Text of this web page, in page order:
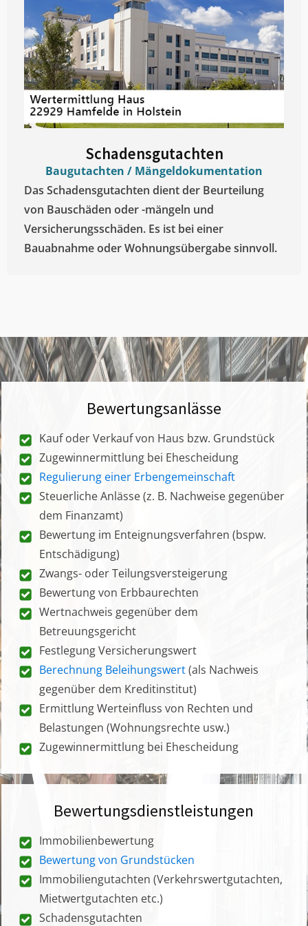
Schadensgutachten
Baugutachten / Mängeldokumentation
Das Schadensgutachten dient der Beurteilung
von Bauschäden oder -mängeln und
Versicherungsschäden. Es ist bei einer
Bauabnahme oder Wohnungsübergabe sinnvoll.
Bewertungsanlässe
Kauf oder Verkauf von Haus bzw. Grundstück
Zugewinnermittlung bei Ehescheidung
Regulierung einer Erbengemeinschaft
Steuerliche Anlässe (z. B. Nachweise gegenüber
dem Finanzamt)
Bewertung im Enteignungsverfahren (bspw.
Entschädigung)
Zwangs- oder Teilungsversteigerung
Bewertung von Erbbaurechten
Wertnachweis gegenüber dem
Betreuungsgericht
Festlegung Versicherungswert
Berechnung Beleihungswert(als Nachweis
gegenüber dem Kreditinstitut)
Ermittlung Werteinfluss von Rechten und
Belastungen (Wohnungsrechte usw.)
Zugewinnermittlung bei Ehescheidung
Bewertungsdienstleistungen
Immobilienbewertung
Bewertung von Grundstücken
Immobiliengutachten (Verkehrswertgutachten,
Mietwertgutachten etc.)
Schadensgutachten